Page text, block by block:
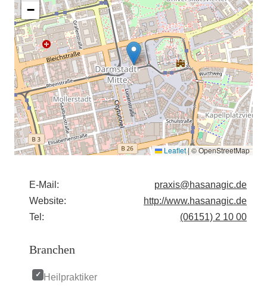
−
Leaflet|© OpenStreetMap
E-Mail:
praxis@hasanagic.de
Website:
http://www.hasanagic.de
Tel:
(06151) 2 10 00
Branchen
Heilpraktiker